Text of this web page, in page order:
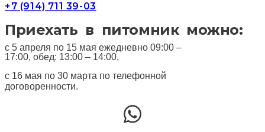
+7 (914) 711 39-03
Приехать в питомник можно:
с 5 апреля по 15 мая ежедневно 09:00 –
17:00, обед: 13:00 – 14:00,
с 16 мая по 30 марта по телефонной
договоренности.